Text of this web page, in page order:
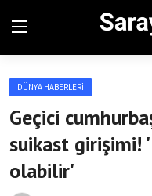
Ana Sayfa
Bölgesel
Son Dakika
DÜNYA HABERLERI
Geçici
suikast girişimi!
olabilir'